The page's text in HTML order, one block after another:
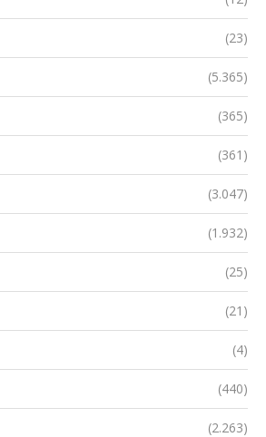
(23)
(5.365)
(365)
(361)
(3.047)
(1.932)
(25)
(21)
(4)
(440)
(2.263)